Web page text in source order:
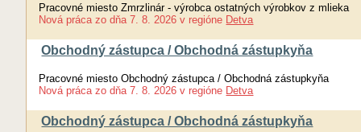
Pracovné miesto Zmrzlinár - výrobca ostatných výrobkov z mlieka
Nová práca zo dňa 7. 8. 2026 v regióne Detva
Obchodný zástupca / Obchodná zástupkyňa
Pracovné miesto Obchodný zástupca / Obchodná zástupkyňa
Nová práca zo dňa 7. 8. 2026 v regióne Detva
Obchodný zástupca / Obchodná zástupkyňa